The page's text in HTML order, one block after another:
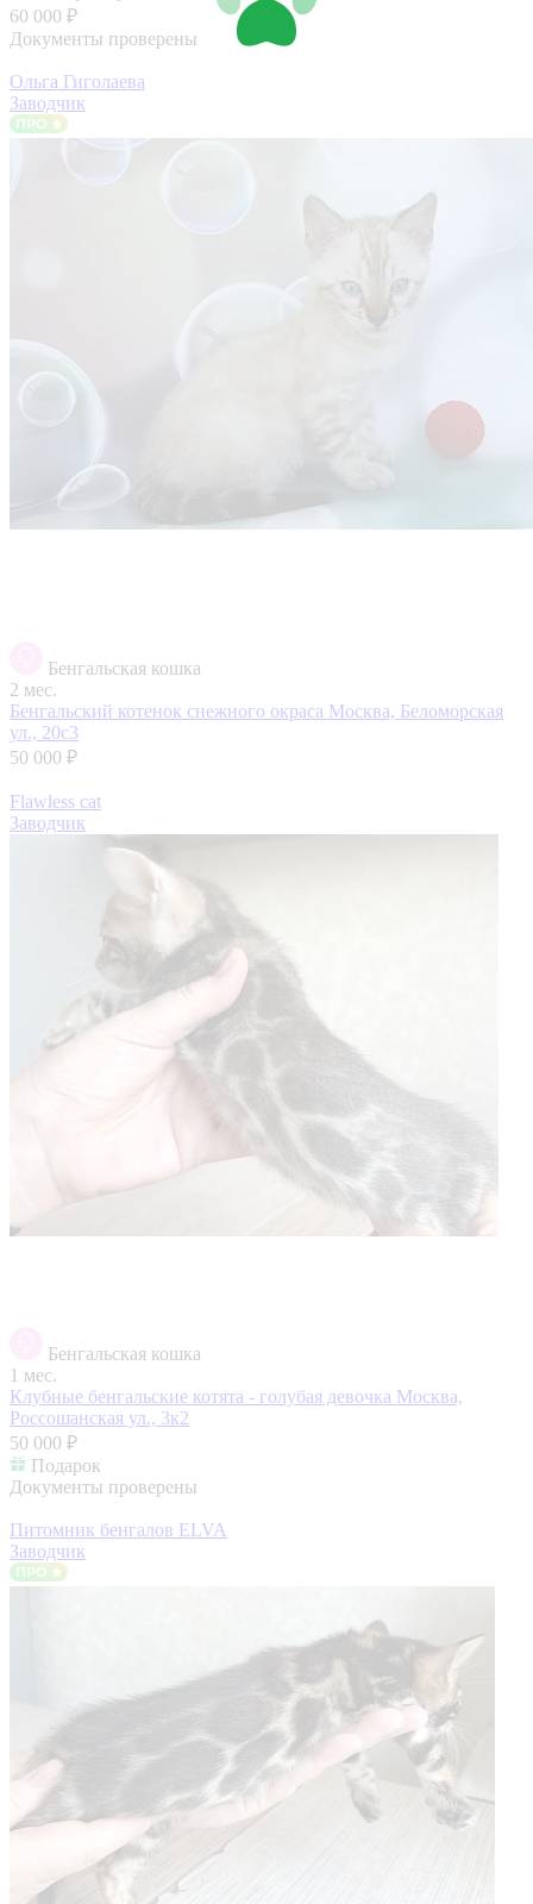
60 000 ₽
Документы проверены
Ольга Гиголаева
Заводчик
Бенгальская кошка
2 мес.
Бенгальский котенок снежного окраса Москва, Беломорская
ул., 20с3
50 000 ₽
Flawless cat
Заводчик
Бенгальская кошка
1 мес.
Клубные бенгальские котята - голубая девочка Москва,
Россошанская ул., 3к2
50 000 ₽
Подарок
Документы проверены
Питомник бенгалов ELVA
Заводчик